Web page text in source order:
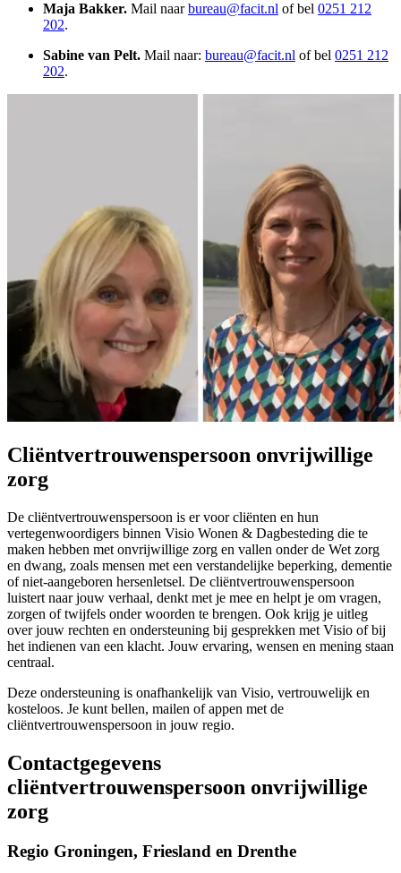
Maja Bakker. Mail naarbureau@facit.nl of bel 0251 212
202.
Sabine van Pelt. Mail naar: bureau@facit.nl of bel 0251 212
202.
Cliëntvertrouwenspersoon onvrijwillige
zorg
De cliëntvertrouwenspersoon is er voor cliënten en hun
vertegenwoordigers binnen Visio Wonen & Dagbesteding die te
maken hebben met onvrijwillige zorg en vallen onder de Wet zorg
en dwang, zoals mensen met een verstandelijke beperking, dementie
of niet-aangeboren hersenletsel. De cliëntvertrouwenspersoon
luistert naar jouw verhaal, denkt met je mee en helpt je om vragen,
zorgen of twijfels onder woorden te brengen. Ook krijg je uitleg
over jouw rechten en ondersteuning bij gesprekken met Visio of bij
het indienen van een klacht. Jouw ervaring, wensen en mening staan
centraal.
Deze ondersteuning is onafhankelijk van Visio, vertrouwelijk en
kosteloos. Je kunt bellen, mailen of appen met de
cliëntvertrouwenspersoon in jouw regio.
Contactgegevens
cliëntvertrouwenspersoon onvrijwillige
zorg
Regio Groningen, Friesland en Drenthe